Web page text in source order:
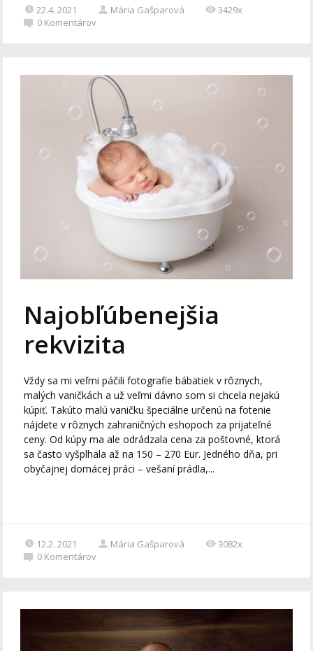
22.4. 2021 Mária Gašparová
3429x
0 Komentárov
Najobľúbenejšia
rekvizita
Vždy sa mi veľmi páčili fotografie bábätiek v rôznych,
malých vaničkách a už veľmi dávno som si chcela nejakú
kúpiť. Takúto malú vaničku špeciálne určenú na fotenie
nájdete v rôznych zahraničných eshopoch za prijateľné
ceny. Od kúpy ma ale odrádzala cena za poštovné, ktorá
sa často vyšplhala až na 150 – 270 Eur. Jedného dňa, pri
obyčajnej domácej práci – vešaní prádla,...
12.2. 2021 Mária Gašparová
3082x
0 Komentárov